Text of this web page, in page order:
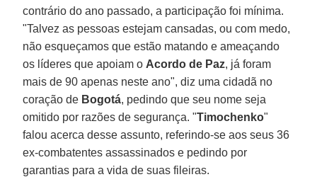
contrário do ano passado, a participação foi mínima.
"Talvez as pessoas estejam cansadas, ou com medo,
não esqueçamos que estão matando e ameaçando
os líderes que apoiam o Acordo de Paz, já foram
mais de 90 apenas neste ano", diz uma cidadã no
coração de Bogotá, pedindo que seu nome seja
omitido por razões de segurança. "Timochenko"
falou acerca desse assunto, referindo-se aos seus 36
ex-combatentes assassinados e pedindo por
garantias para a vida de suas fileiras.